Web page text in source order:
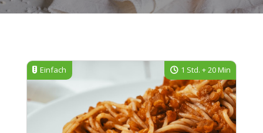
Einfach 1 Std. + 20 Min